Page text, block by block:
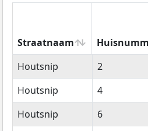
Straatnaam
Straatnaam
Houtsnip 2
Houtsnip
4
Houtsnip
6